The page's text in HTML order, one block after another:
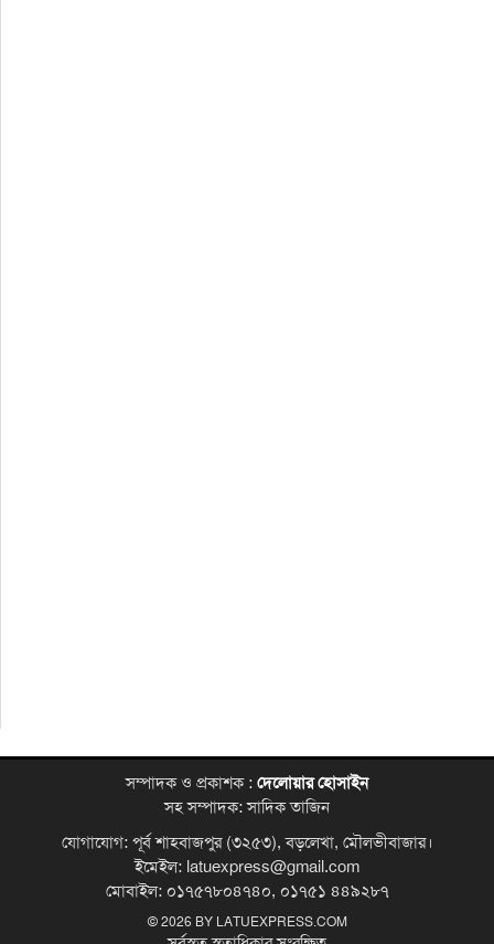
সম্পাদক ও প্রকাশক : দেলোয়ার হোসাইন
সহ সম্পাদক: সাদিক তাজিন
যোগাযোগ: পূর্ব শাহবাজপুর (৩২৫৩), বড়লেখা, মৌলভীবাজার।
ইমেইল: latuexpress@gmail.com
মোবাইল: ০১৭৫৭৮০৪৭৪০, ০১৭৫১ ৪৪৯২৮৭
© 2026 BY LATUEXPRESS.COM